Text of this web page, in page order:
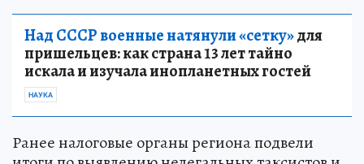
Над СССР военные натянули «сетку»для
пришельцев: как страна 13 лет тайно
искала и изучала инопланетных гостей
НАУКА
Ранее налоговые органы региона подвели